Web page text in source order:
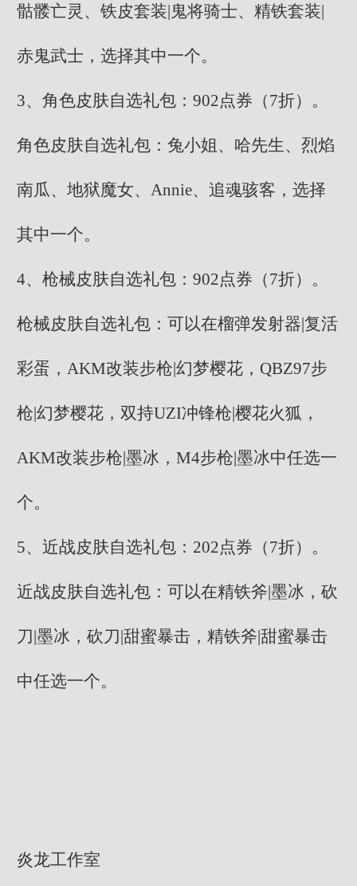
骷髅亡灵、铁皮套装|鬼将骑士、精铁套装|
赤鬼武士，选择其中一个。
3、角色皮肤自选礼包：902点券（7折）。
角色皮肤自选礼包：兔小姐、哈先生、烈焰
南瓜、地狱魔女、Annie、追魂骇客，选择
其中一个。
4、枪械皮肤自选礼包：902点券（7折）。
枪械皮肤自选礼包：可以在榴弹发射器|复活
彩蛋，AKM改装步枪|幻梦樱花，QBZ97步
枪|幻梦樱花，双持UZI冲锋枪|樱花火狐，
AKM改装步枪|墨冰，M4步枪|墨冰中任选一
个。
5、近战皮肤自选礼包：202点券（7折）。
近战皮肤自选礼包：可以在精铁斧|墨冰，砍
刀|墨冰，砍刀|甜蜜暴击，精铁斧|甜蜜暴击
中任选一个。
炎龙工作室